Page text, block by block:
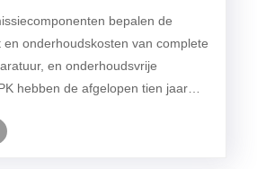
bepalen de
en onderhoudskosten van complete
en onderhoudsvrije
hebben de afgelopen tien jaar
industriële scenario's met